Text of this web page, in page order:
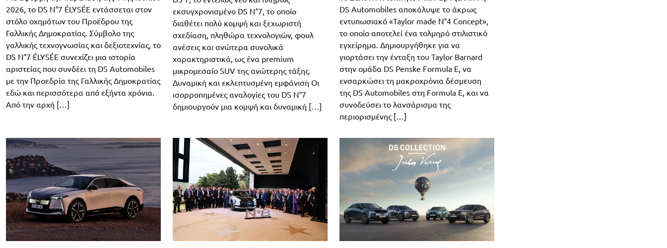
2026, το DS N°7 ÉLYSÉE εντάσσεται στον
στόλο οχημάτων του Προέδρου της
Γαλλικής Δημοκρατίας. Σύμβολο της
γαλλικής τεχνογνωσίας και δεξιοτεχνίας, το
DS N°7 ÉLYSÉE συνεχίζει μια ιστορία
αριστείας που συνδέει τη DS Automobiles
με την Προεδρία της Γαλλικής Δημοκρατίας
εδώ και περισσότερα από εξήντα χρόνια.
Από την αρχή […]
εκσυγχρονισμένο DS N°7, το οποίο
διαθέτει πολύ κομψή και ξεχωριστή
σχεδίαση, πληθώρα τεχνολογιών, φουλ
ανέσεις και ανώτερα συνολικά
χαρακτηριστικά, ως ένα premium
μικρομεσαίο SUV της ανώτερης τάξης.
Δυναμική και εκλεπτυσμένη εμφάνιση Οι
ισορροπημένες αναλογίες του DS N°7
δημιουργούν μια κομψή και δυναμική […]
DS Automobiles αποκάλυψε το άκρως
εντυπωσιακό «Taylor made N°4 Concept»,
το οποίο αποτελεί ένα τολμηρό στιλιστικό
εγχείρημα. Δημιουργήθηκε για να
γιορτάσει την ένταξη του Taylor Barnard
στην ομάδα DS Penske Formula E, να
ενσαρκώσει τη μακροχρόνια δέσμευση
της DS Automobiles στη Formula E, και να
συνοδεύσει το λανσάρισμα της
περιορισμένης […]